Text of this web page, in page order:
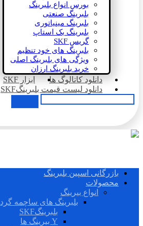
بورس انواع بلبرینگ
بلبرینگ صنعتی
بلبرینگ مینیاتوری
بلبرینگ بک استاپ
گریس SKF
بلبرینگ های خود تنظیم
ویژگی های بلبرینگ اصلی
خرید بلبرینگ ارزان
دانلود کاتالوگ ها
ابزار SKF
دانلود لیست قیمت بلبرینگSKF
بازرگانی اسپین بلبرینگ
محصولات
انواع بیرینگ
بلبرینگ های ساچمه گرد
بلبرینگSKF
Y بیرینگ ها